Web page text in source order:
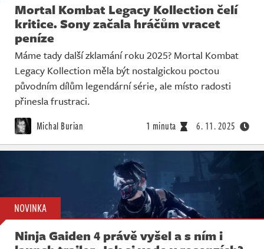
Mortal Kombat Legacy Kollection čelí
kritice. Sony začala hráčům vracet
peníze
Máme tady další zklamání roku 2025? Mortal Kombat
Legacy Kollection měla být nostalgickou poctou
původním dílům legendární série, ale místo radosti
přinesla frustraci.
Michal Burian 1 minuta 6. 11. 2025
NOVINKA
Ninja Gaiden 4 právě vyšel a s ním i